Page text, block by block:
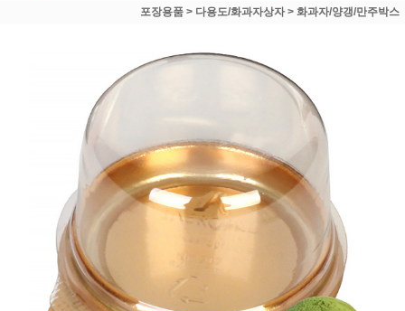
포장용품 > 다용도/화과자상자> 화과자/양갱/만주박스